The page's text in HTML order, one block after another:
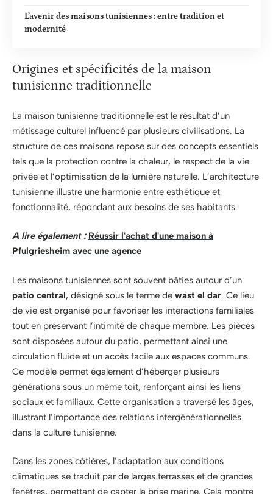
L’avenir des maisons tunisiennes : entre tradition et
modernité
Origines et spécificités de la maison
tunisienne traditionnelle
La maison tunisienne traditionnelle est le résultat d’un
métissage culturel influencé par plusieurs civilisations. La
structure de ces maisons repose sur des concepts essentiels
tels que la protection contre la chaleur, le respect de la vie
privée et l’optimisation de la lumière naturelle. L’architecture
tunisienne illustre une harmonie entre esthétique et
fonctionnalité, répondant aux besoins de ses habitants.
A lire également : Réussir l'achat d'une maison à
Pfulgriesheim avec une agence
Les maisons tunisiennes sont souvent bâties autour d’un
patio central, désigné sous le terme de wast el dar. Ce lieu
de vie est organisé pour favoriser les interactions familiales
tout en préservant l’intimité de chaque membre. Les pièces
sont disposées autour du patio, permettant ainsi une
circulation fluide et un accès facile aux espaces communs.
Ce modèle permet également d’héberger plusieurs
générations sous un même toit, renforçant ainsi les liens
sociaux et familiaux. Cette organisation a traversé les âges,
illustrant l’importance des relations intergénérationnelles
dans la culture tunisienne.
Dans les zones côtières, l’adaptation aux conditions
climatiques se traduit par de larges terrasses et de grandes
fenêtres, permettant de capter la brise marine. Cela montre